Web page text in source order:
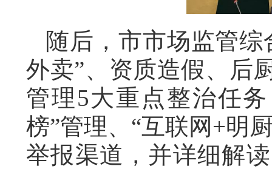
随后，市市场监管
外卖”、资质造假、后
管理5大重点整治任
榜”管理、“互联网+明
举报渠道，并详细解